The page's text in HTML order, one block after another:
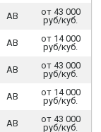
АВ
от 43 000
руб/куб.
АВ
от 14 000
руб/куб.
АВ
от 43 000
руб/куб.
АВ
от 14 000
руб/куб.
АВ
от 43 000
руб/куб.